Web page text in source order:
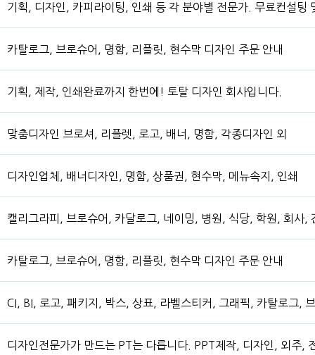
기획, 디자인, 카피라이팅, 인쇄 등 각 분야별 전문가. 무료컨설팅
카탈로그, 브로슈어, 명함, 리플릿, 현수막 디자인 주문 안내
기획, 제작, 인쇄완료까지 한번에! 토탈 디자인 회사입니다.
맞춤디자인 브로셔, 리플렛, 로고, 배너, 명함, 각종디자인 외
디자인업체, 배너디자인, 명함, 상품권, 현수막, 메뉴속지, 인쇄
캘리그라피, 브로슈어, 카달로그, 네이밍, 병원, 식당, 학원, 회사,
카탈로그, 브로슈어, 명함, 리플릿, 현수막 디자인 주문 안내
CI, BI, 로고, 패키지, 박스, 상표, 라벨스티커, 그래픽, 카탈로그,
디자인전문가가 만드는 PT는 다릅니다. PPT제작, 디자인, 외주,